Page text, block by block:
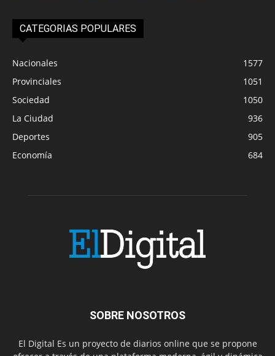
CATEGORIAS POPULARES
Nacionales
1577
Provinciales
1051
Sociedad
1050
La Ciudad
936
Deportes
905
Economía
684
SOBRE NOSOTROS
El Digital Es un proyecto de diarios online que se propone